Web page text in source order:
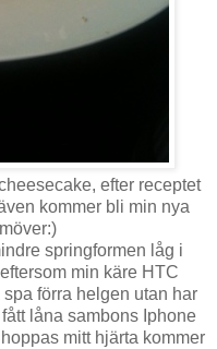
efter receptet
kommer bli min nya
springformen låg i
min käre HTC
förra helgen utan har
låna sambons Iphone
mitt hjärta kommer